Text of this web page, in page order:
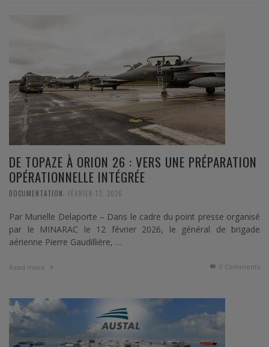
DE TOPAZE À ORION 26 : VERS UNE PRÉPARATION
OPÉRATIONNELLE INTÉGRÉE
DOCUMENTATION FÉVRIER 13, 2026
Par Murielle Delaporte – Dans le cadre du point presse organisé
par le MINARAC le 12 février 2026, le général de brigade
aérienne Pierre Gaudillière, …
Read more 0 Comments